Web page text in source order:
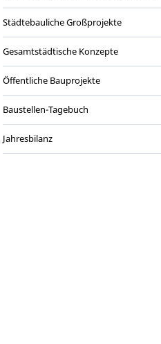
Städtebauliche Großprojekte
Gesamtstädtische Konzepte
Öffentliche Bauprojekte
Baustellen-Tagebuch
Jahresbilanz